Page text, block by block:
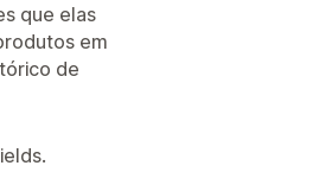
que elas
em
de